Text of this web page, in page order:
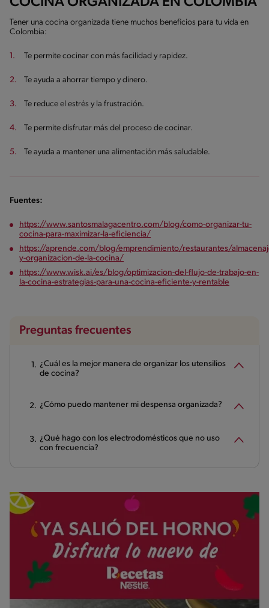
Tener una cocina organizada tiene muchos beneficios para tu vida en
Colombia:
Te permite cocinar con más facilidad y rapidez.
Te ayuda a ahorrar tiempo y dinero.
Te reduce el estrés y la frustración.
Te permite disfrutar más del proceso de cocinar.
Te ayuda a mantener una alimentación más saludable.
Fuentes:
https://www.santosmalagacentro.com/blog/como-organizar-tu-
cocina-para-maximizar-la-eficiencia/
https://aprende.com/blog/emprendimiento/restaurantes/
y-organizacion-de-la-cocina/
https://www.wisk.ai/es/blog/optimizacion-del-flujo-de-trabajo-en-
la-cocina-estrategias-para-una-cocina-eficiente-y-rentable
Preguntas frecuentes
¿Cuál es la mejor manera de organizar los utensilios
de cocina?
¿Cómo puedo mantener mi despensa organizada?
¿Qué hago con los electrodomésticos que no uso
con frecuencia?